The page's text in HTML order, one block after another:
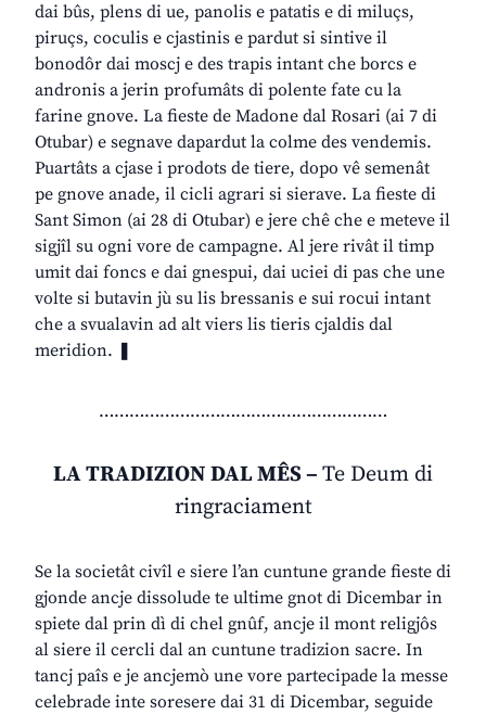
dai bûs, plens di ue, panolis e patatis e di miluçs,
piruçs, coculis e cjastinis e pardut si sintive il
bonodôr dai moscj e des trapis intant che borcs e
andronis a jerin profumâts di polente fate cu la
farine gnove. La fieste de Madone dal Rosari (ai 7 di
Otubar) e segnave dapardut la colme des vendemis.
Puartâts a cjase i prodots de tiere, dopo vê semenât
pe gnove anade, il cicli agrari si sierave. La fieste di
Sant Simon (ai 28 di Otubar) e jere chê che e meteve il
sigjîl su ogni vore de campagne. Al jere rivât il timp
umit dai foncs e dai gnespui, dai uciei di pas che une
volte si butavin jù su lis bressanis e sui rocui intant
che a svualavin ad alt viers lis tieris cjaldis dal
meridion. ❚
…………………………………………………
LA TRADIZION DAL MÊS – Te Deum di
ringraciament
Se la societât civîl e siere l’an cuntune grande fieste di
gjonde ancje dissolude te ultime gnot di Dicembar in
spiete dal prin dì di chel gnûf, ancje il mont religjôs
al siere il cercli dal an cuntune tradizion sacre. In
tancj paîs e je ancjemò une vore partecipade la messe
celebrade inte soresere dai 31 di Dicembar, seguide